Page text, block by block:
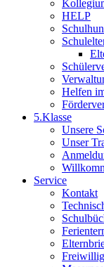
HELP
Helfen
5.Klasse
Unsere
Unser
Service
Kontakt